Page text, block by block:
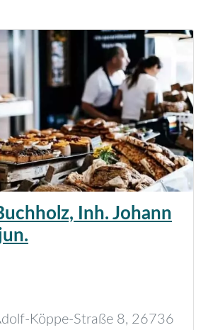
Inh. Johann
Köppe-Straße 8, 26736